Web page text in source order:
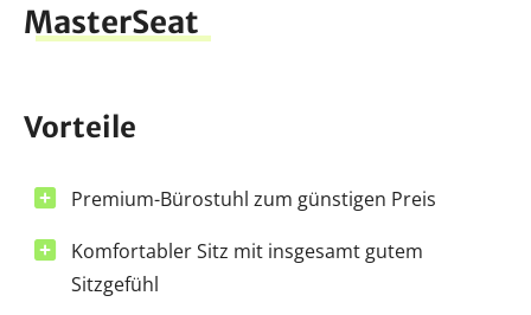
MasterSeat
Vorteile
Premium-Bürostuhl zum günstigen Preis
Komfortabler Sitz mit insgesamt gutem
Sitzgefühl